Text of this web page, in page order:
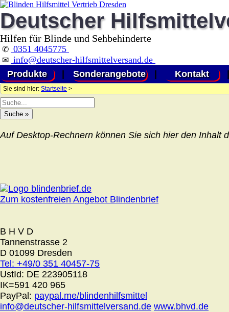
Deutscher
Hilfen für Blinde und Sehbehinderte
✆ 0351 4045775
✉ info@deutscher-hilfsmittelversand.de
Produkte
Sonderangebote Kontakt
Sie sind hier: Startseite >
Auf Desktop-Rechnern können Sie sich hier den Inhalt
Zum kostenfreien Angebot Blindenbrief
B H V D
Tannenstrasse 2
D 01099 Dresden
Tel: +49/0 351 40457-75
UstId: DE 223905118
IK=591 420 965
PayPal: paypal.me/blindenhilfsmittel
info@deutscher-hilfsmittelversand.de www.bhvd.de